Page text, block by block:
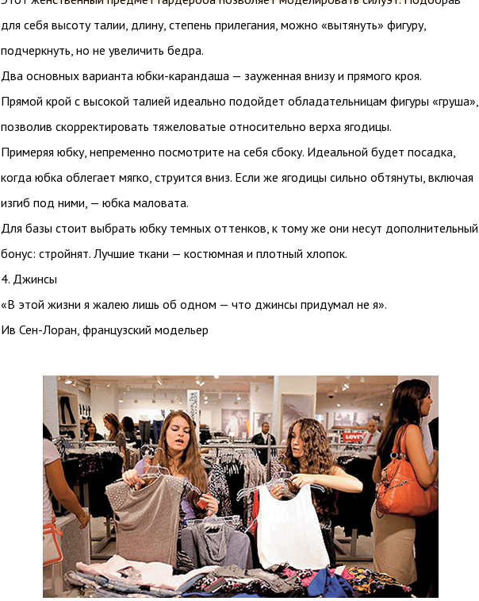
для себя высоту талии, длину, степень прилегания, можно «вытянуть» фигуру,
подчеркнуть, но не увеличить бедра.
Два основных варианта юбки-карандаша — зауженная внизу и прямого кроя.
Прямой крой с высокой талией идеально подойдет обладательницам фигуры «груша»,
позволив скорректировать тяжеловатые относительно верха ягодицы.
Примеряя юбку, непременно посмотрите на себя сбоку. Идеальной будет посадка,
когда юбка облегает мягко, струится вниз. Если же ягодицы сильно обтянуты, включая
изгиб под ними, — юбка маловата.
Для базы стоит выбрать юбку темных оттенков, к тому же они несут дополнительный
бонус: стройнят. Лучшие ткани — костюмная и плотный хлопок.
4. Джинсы
«В этой жизни я жалею лишь об одном — что джинсы придумал не я».
Ив Сен-Лоран, французский модельер